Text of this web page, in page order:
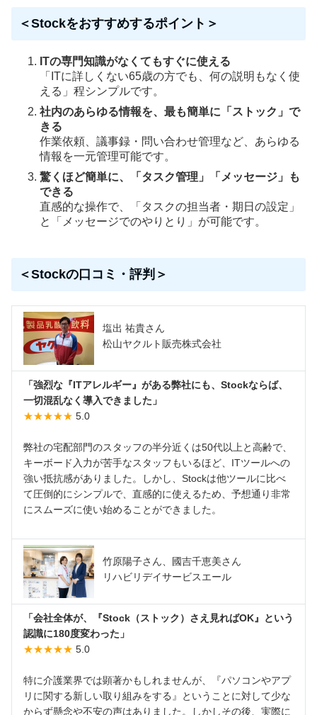
＜Stockをおすすめするポイント＞
ITの専門知識がなくてもすぐに使える
「ITに詳しくない65歳の方でも、何の説明もなく使
える」程シンプルです。
社内のあらゆる情報を、最も簡単に「ストック」で
きる
作業依頼、議事録・問い合わせ管理など、あらゆる
情報を一元管理可能です。
驚くほど簡単に、「タスク管理」「メッセージ」も
できる
直感的な操作で、「タスクの担当者・期日の設定」
と「メッセージでのやりとり」が可能です。
＜Stockの口コミ・評判＞
塩出 祐貴さん
松山ヤクルト販売株式会社
「強烈な『ITアレルギー』がある弊社にも、Stockならば、
一切混乱なく導入できました」
★★★★★ 5.0
弊社の宅配部門のスタッフの半分近くは50代以上と高齢で、
キーボード入力が苦手なスタッフもいるほど、ITツールへの
強い抵抗感がありました。しかし、Stockは他ツールに比べ
て圧倒的にシンプルで、直感的に使えるため、予想通り非常
にスムーズに使い始めることができました。
竹原陽子さん、國吉千恵美さん
リハビリデイサービスエール
「会社全体が、『Stock（ストック）さえ見ればOK』という
認識に180度変わった」
★★★★★ 5.0
特に介護業界では顕著かもしれませんが、『パソコンやアプ
リに関する新しい取り組みをする』ということに対して少な
からず懸念や不安の声はありました。しかしその後、実際に